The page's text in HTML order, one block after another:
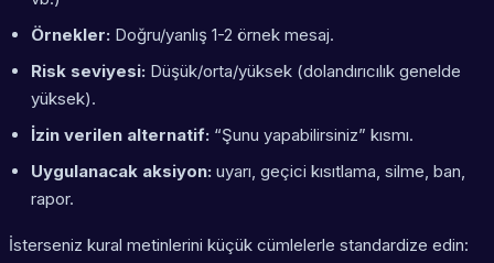
Örnekler: Doğru/yanlış 1-2 örnek mesaj.
Risk seviyesi: Düşük/orta/yüksek (dolandırıcılık genelde
yüksek).
İzin verilen alternatif: “Şunu yapabilirsiniz” kısmı.
Uygulanacak aksiyon: uyarı, geçici kısıtlama, silme, ban,
rapor.
İsterseniz kural metinlerini küçük cümlelerle standardize edin: